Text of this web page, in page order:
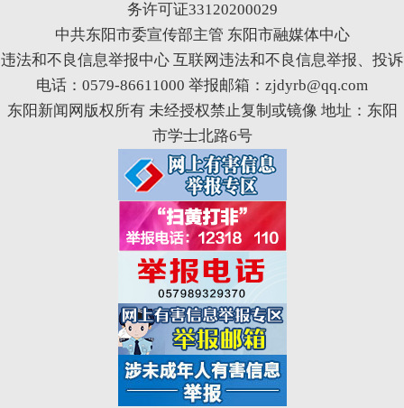
务许可证33120200029
中共东阳市委宣传部主管 东阳市融媒体中心
违法和不良信息举报中心 互联网违法和不良信息举报、投诉
电话：0579-86611000 举报邮箱：zjdyrb@qq.com
东阳新闻网版权所有 未经授权禁止复制或镜像 地址：东阳
市学士北路6号